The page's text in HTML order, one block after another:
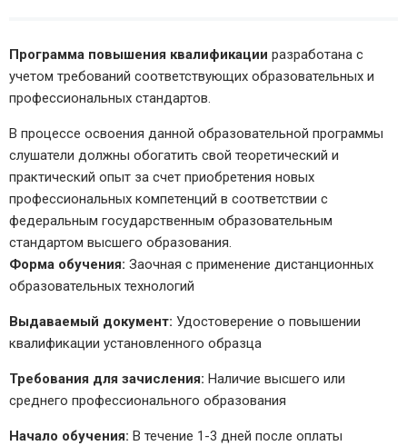
Программа повышения квалификации разработана с
учетом требований соответствующих образовательных и
профессиональных стандартов.
В процессе освоения данной образовательной программы
слушатели должны обогатить свой теоретический и
практический опыт за счет приобретения новых
профессиональных компетенций в соответствии с
федеральным государственным образовательным
стандартом высшего образования.
Форма обучения: Заочная с применение дистанционных
образовательных технологий
Выдаваемый документ: Удостоверение о повышении
квалификации установленного образца
Требования для зачисления: Наличие высшего или
среднего профессионального образования
Начало обучения: В течение 1-3 дней после оплаты